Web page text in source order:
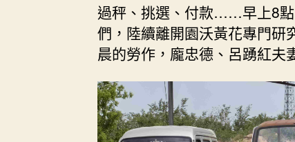
過秤、挑選、付款……早上8
們，陸續離開園沃黃花專門研
晨的勞作，龐忠德、呂踴紅夫